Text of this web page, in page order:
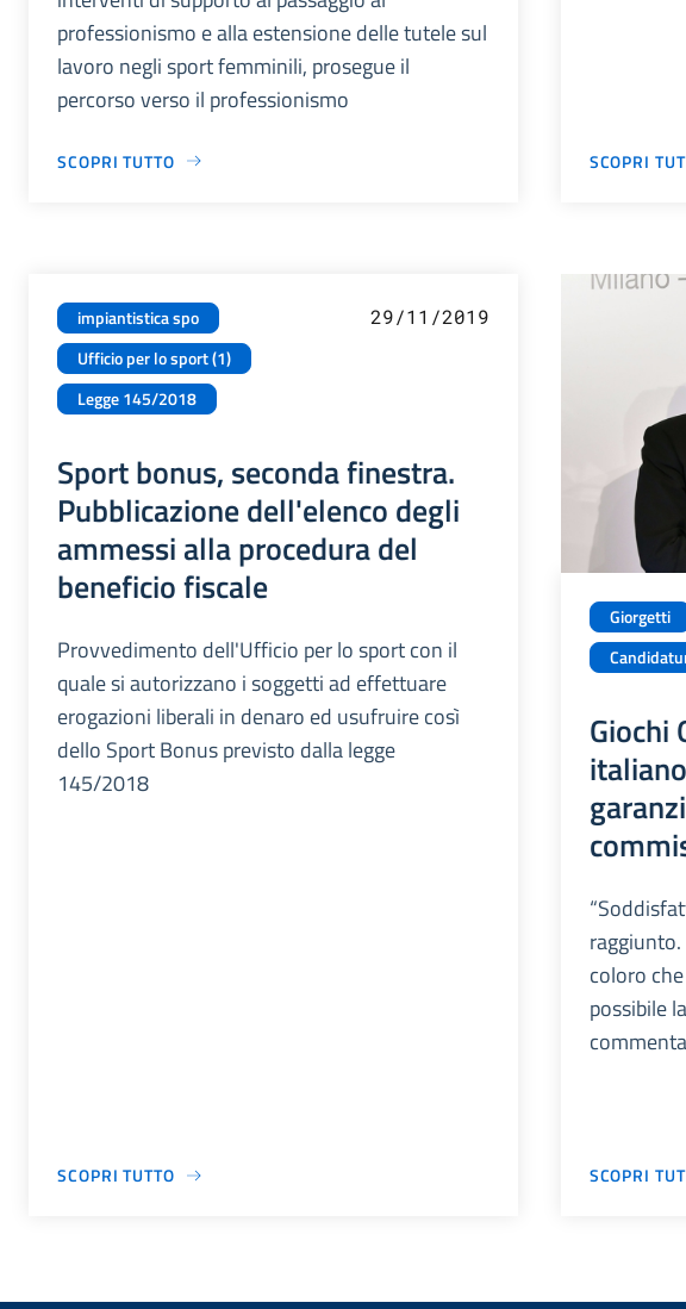
professionismo e alla estensione delle tutele sul
lavoro negli sport femminili, prosegue il
percorso verso il professionismo
SCOPRI TUTTO SCOPRI
impiantistica spo
Ufficio per lo sport (1)
Legge 145/2018
29/11/2019
Sport bonus, seconda finestra.
Pubblicazione dell'elenco degli
ammessi alla procedura del
beneficio fiscale
Provvedimento dell'Ufficio per lo sport con il
quale si autorizzano i soggetti ad effettuare
erogazioni liberali in denaro ed usufruire così
dello Sport Bonus previsto dalla legge
145/2018
SCOPRI TUTTO
Giorgetti
Giochi
coloro
possibile
SCOPRI